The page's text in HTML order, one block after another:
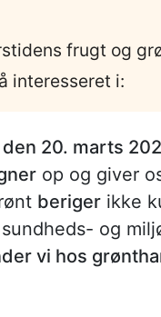
frugt og
interesseret i:
20. marts
op og giver
beriger ikke
og
vi hos